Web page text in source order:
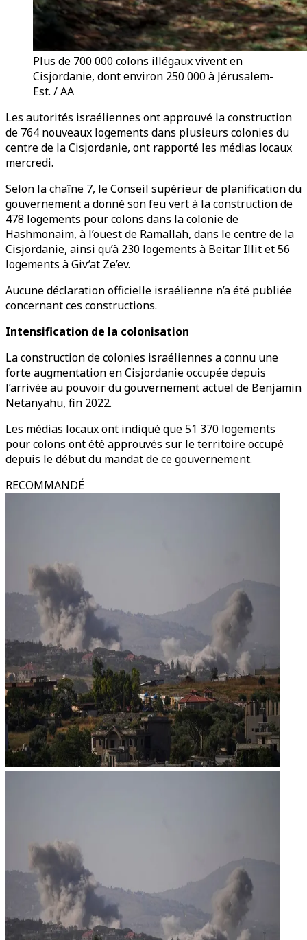
Plus de 700 000 colons illégaux vivent en
Cisjordanie, dont environ 250 000 à Jérusalem-
Est. / AA
Les autorités israéliennes ont approuvé la construction
de 764 nouveaux logements dans plusieurs colonies du
centre de la Cisjordanie, ont rapporté les médias locaux
mercredi.
Selon la chaîne 7, le Conseil supérieur de planification du
gouvernement a donné son feu vert à la construction de
478 logements pour colons dans la colonie de
Hashmonaim, à l’ouest de Ramallah, dans le centre de la
Cisjordanie, ainsi qu’à 230 logements à Beitar Illit et 56
logements à Giv’at Ze’ev.
Aucune déclaration officielle israélienne n’a été publiée
concernant ces constructions.
Intensification de la colonisation
La construction de colonies israéliennes a connu une
forte augmentation en Cisjordanie occupée depuis
l’arrivée au pouvoir du gouvernement actuel de Benjamin
Netanyahu, fin 2022.
Les médias locaux ont indiqué que 51 370 logements
pour colons ont été approuvés sur le territoire occupé
depuis le début du mandat de ce gouvernement.
RECOMMANDÉ